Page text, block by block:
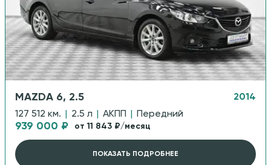
MAZDA 6, 2.5
2014
127 512 км.
2.5 л АКПП Передний
939 000 ₽ от 11 843 ₽/месяц
ПОКАЗАТЬ ПОДРОБНЕЕ